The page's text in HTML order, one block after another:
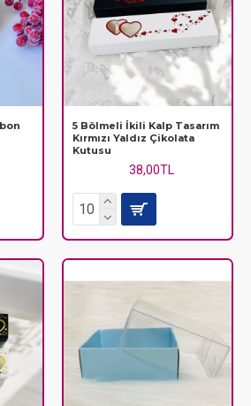
5 Bölmeli İkili Kalp Tasarım
Kırmızı Yaldız Çikolata
Kutusu
38,00TL